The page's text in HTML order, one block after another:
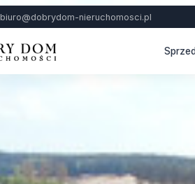
biuro@dobrydom-nieruchomosci.pl